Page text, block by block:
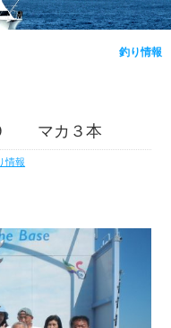
イベント情報
釣り情報
カ３本
情報